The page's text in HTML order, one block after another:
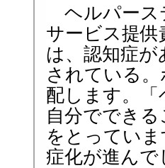
ヘルパース
サービス提供
は、認知症
されている
配します。
自分ででき
をとってい
症化が進ん